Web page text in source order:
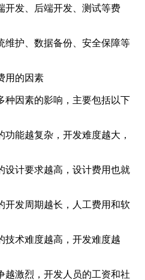
发、后端开发、测试等费
护、数据备份、安全保障等
的因素
因素的影响，主要包括以下
能越复杂，开发难度越大，
计要求越高，设计费用也就
发周期越长，人工费用和软
术难度越高，开发难度越
激烈，开发人员的工资和社